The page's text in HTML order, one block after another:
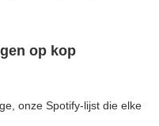
op kop
onze Spotify-lijst die elke